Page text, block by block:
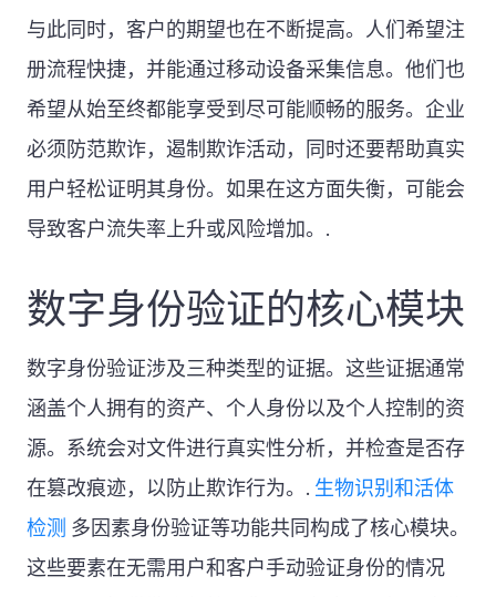
与此同时，客户的期望也在不断提高。人们希望注
册流程快捷，并能通过移动设备采集信息。他们也
希望从始至终都能享受到尽可能顺畅的服务。企业
必须防范欺诈，遏制欺诈活动，同时还要帮助真实
用户轻松证明其身份。如果在这方面失衡，可能会
导致客户流失率上升或风险增加。.
数字身份验证的核心模块
数字身份验证涉及三种类型的证据。这些证据通常
涵盖个人拥有的资产、个人身份以及个人控制的资
源。系统会对文件进行真实性分析，并检查是否存
在篡改痕迹，以防止欺诈行为。. 生物识别和活体
检测 多因素身份验证等功能共同构成了核心模块。
这些要素在无需用户和客户手动验证身份的情况